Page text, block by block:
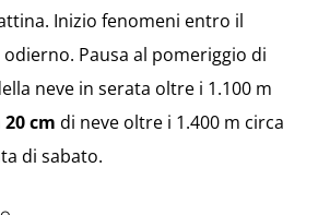
Inizio fenomeni entro il
Pausa al pomeriggio di
neve in serata oltre i 1.100 m
20 cm di neve oltre i 1.400 m circa
di sabato.